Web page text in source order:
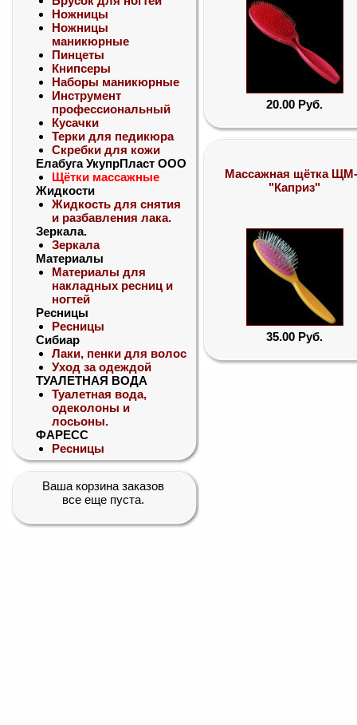
Ножницы
Ножницы
маникюрные
Пинцеты
Книпсеры
Наборы маникюрные
Инструмент
профессиональный
Кусачки
Терки для педикюра
Скребки для кожи
Елабуга УкупрПласт ООО
Щётки массажные
Жидкости
Жидкость для снятия
и разбавления лака.
Зеркала.
Зеркала
Материалы
Материалы для
накладных ресниц и
ногтей
Ресницы
Ресницы
Сибиар
Лаки, пенки для волос
Уход за одеждой
ТУАЛЕТНАЯ ВОДА
Туалетная вода,
одеколоны и
лосьоны.
ФАРЕСС
Ресницы
Ваша корзина заказов
все еще пуста.
20.00 Руб.
Массажная щётка
"Каприз"
35.00 Руб.